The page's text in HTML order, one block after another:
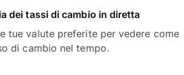
dei tassi di cambio in diretta
tue valute preferite per vedere come
di cambio nel tempo.